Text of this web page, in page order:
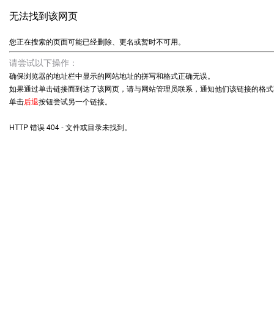
无法找到该网页
您正在搜索的页面可能已经删除、更名或暂时不可用。
请尝试以下操作：
确保浏览器的地址栏中显示的网站地址的拼写和格式正确无误。
如果通过单击链接而到达了该网页，请与网站管理员联系，通知他们该链接的格
单击后退按钮尝试另一个链接。
HTTP 错误 404 - 文件或目录未找到。